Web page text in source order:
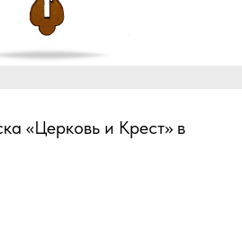
«Церковь и Крест» в